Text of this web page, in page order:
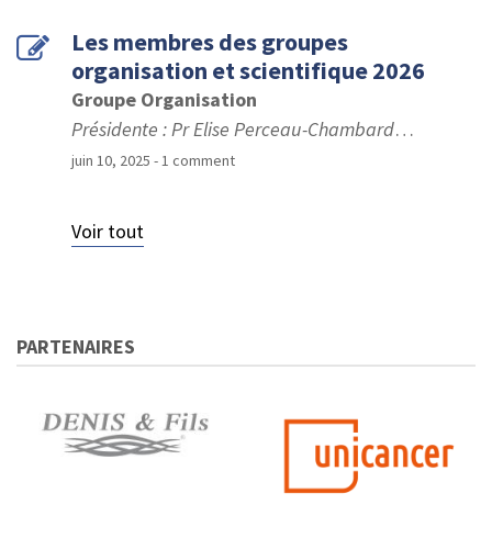
Les membres des groupes
organisation et scientifique 2026
Groupe Organisation
Présidente : Pr Elise Perceau-Chambard…
juin 10, 2025 - 1 comment
Voir tout
PARTENAIRES